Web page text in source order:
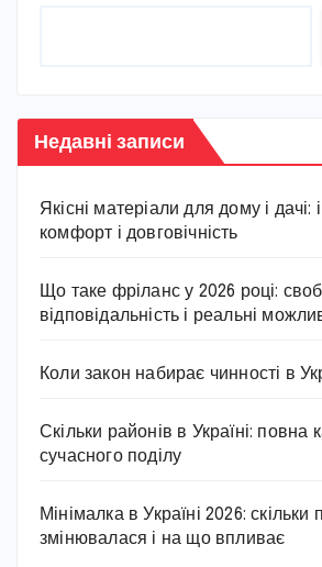
Недавні записи
Якісні матеріали для дому і дачі:
комфорт і довговічність
Що таке фріланс у 2026 році:
відповідальність і реальні
Коли закон набирає чинності в
Скільки районів в Україні: повна
сучасного поділу
Мінімалка в Україні 2026: скільки
змінювалася і на що впливає